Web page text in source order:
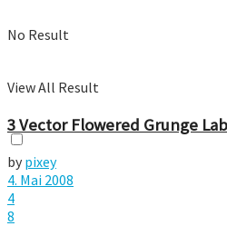
No Result
View All Result
3 Vector Flowered Grunge
by pixey
4. Mai 2008
4
8